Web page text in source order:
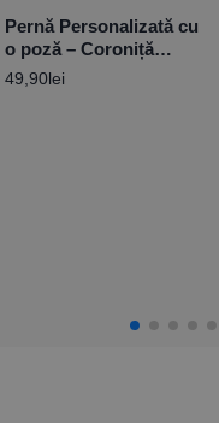
Pernă Personalizată cu
o poză – Coroniță
Trandafiri
49,90lei